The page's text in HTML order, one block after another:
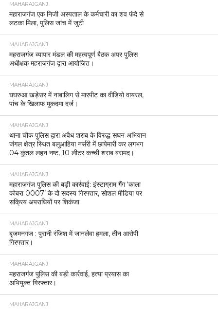
MAHARAJGANJ
महाराजगंज एक निजी अस्पताल के कर्मचारी का शव फंदे से
लटका मिला, पुलिस जांच में जुटी
MAHARAJGANJ
महराजगंज व्यापार मंडल की महत्वपूर्ण बैठक अपर पुलिस
अधीक्षक महराजगंज द्वारा आयोजित।
MAHARAJGANJ
घघरुआ खड़ेसर में नाबालिग से मारपीट का वीडियो वायरल,
पांच के खिलाफ मुकदमा दर्ज।
MAHARAJGANJ
थाना चौक पुलिस द्वारा अवैध शराब के विरुद्ध सघन अभियान
जंगल क्षेत्र स्थित बलुआहिया नर्सरी में छापेमारी कर लगभग
04 कुंतल लहन नष्ट, 10 लीटर कच्ची शराब बरामद।
MAHARAJGANJ
महाराजगंज पुलिस की बड़ी कार्रवाई: इंस्टाग्राम गैंग ‘काला
कोबरा 0007’ के दो सदस्य गिरफ्तार, सोशल मीडिया पर
सक्रिय अपराधियों पर शिकंजा
MAHARAJGANJ
बृजमनगंज : पुरानी रंजिश में जानलेवा हमला, तीन आरोपी
गिरफ्तार।
MAHARAJGANJ
महराजगंज पुलिस की बड़ी कार्रवाई, हत्या प्रयास का
अभियुक्त गिरफ्तार।
MAHARAJGANJ